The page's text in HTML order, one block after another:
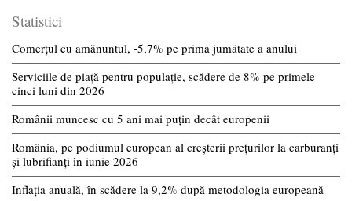
Statistici
Comerțul cu amănuntul, -5,7% pe prima jumătate a anului
Serviciile de piață pentru populație, scădere de 8% pe primele
cinci luni din 2026
Românii muncesc cu 5 ani mai puțin decât europenii
România, pe podiumul european al creșterii prețurilor la carburanți
și lubrifianți în iunie 2026
Inflația anuală, în scădere la 9,2% după metodologia europeană